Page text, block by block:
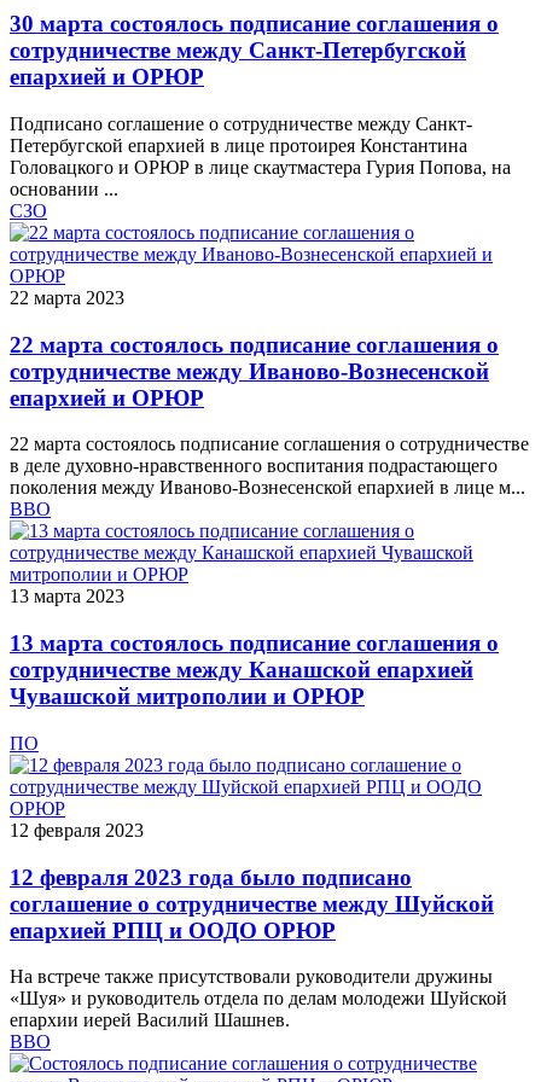
30 марта состоялось подписание соглашения о
сотрудничестве между Санкт-Петербугской
епархией и ОРЮР
Подписано соглашение о сотрудничестве между Санкт-
Петербугской епархией в лице протоирея Константина
Головацкого и ОРЮР в лице скаутмастера Гурия Попова, на
основании ...
СЗО
22 марта 2023
22 марта состоялось подписание соглашения о
сотрудничестве между Иваново-Вознесенской
епархией и ОРЮР
22 марта состоялось подписание соглашения о сотрудничестве
в деле духовно-нравственного воспитания подрастающего
поколения между Иваново-Вознесенской епархией в лице м...
ВВО
13 марта 2023
13 марта состоялось подписание соглашения о
сотрудничестве между Канашской епархией
Чувашской митрополии и ОРЮР
ПО
12 февраля 2023
12 февраля 2023 года было подписано
соглашение о сотрудничестве между Шуйской
епархией РПЦ и ООДО ОРЮР
На встрече также присутствовали руководители дружины
«Шуя» и руководитель отдела по делам молодежи Шуйской
епархии иерей Василий Шашнев.
ВВО